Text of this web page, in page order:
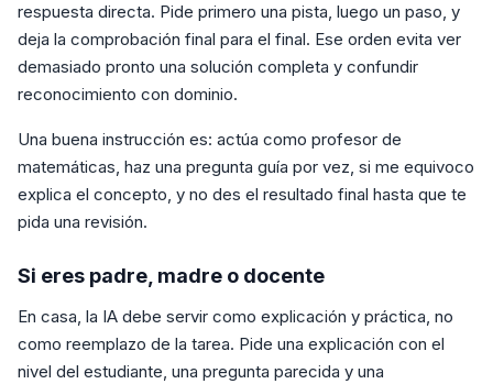
respuesta directa. Pide primero una pista, luego un paso, y
deja la comprobación final para el final. Ese orden evita ver
demasiado pronto una solución completa y confundir
reconocimiento con dominio.
Una buena instrucción es: actúa como profesor de
matemáticas, haz una pregunta guía por vez, si me equivoco
explica el concepto, y no des el resultado final hasta que te
pida una revisión.
Si eres padre, madre o docente
En casa, la IA debe servir como explicación y práctica, no
como reemplazo de la tarea. Pide una explicación con el
nivel del estudiante, una pregunta parecida y una